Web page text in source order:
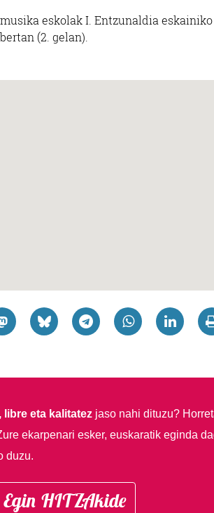
eskolak I. Entzunaldia eskainiko
(2. gelan).
libre eta kalitatezjaso nahi dituzu?
ekarpenari esker, euskaratik eginda
duzu.
Egin HITZAkide